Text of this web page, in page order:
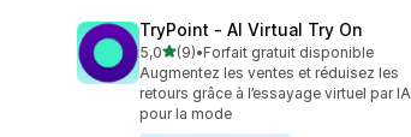
TryPoint ‑ AI Virtual Try On
5,0étoile(s) sur 5
(9)
9 avis au total
•Forfait gratuit disponible
Augmentez les ventes et réduisez les
retours grâce à l’essayage virtuel par IA
pour la mode